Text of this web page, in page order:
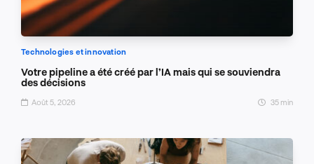
Technologies et innovation
Votre pipeline a été créé par l’IA mais qui se souviendra
des décisions
Août 5, 2026 35 min